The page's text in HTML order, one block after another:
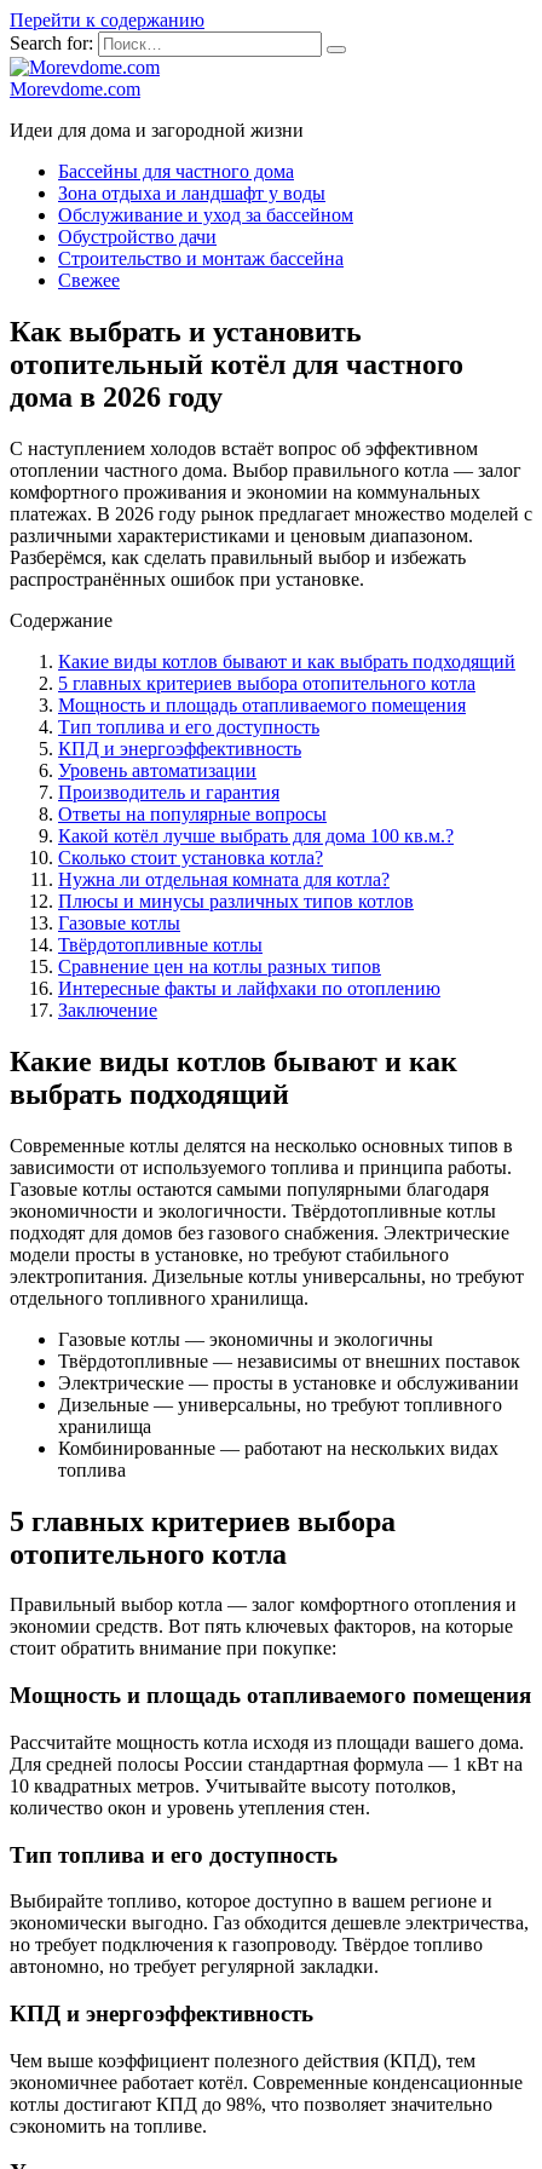
Перейти к содержанию
Search for:
Morevdome.com
Идеи для дома и загородной жизни
Бассейны для частного дома
Зона отдыха и ландшафт у воды
Обслуживание и уход за бассейном
Обустройство дачи
Строительство и монтаж бассейна
Свежее
Как выбрать и установить
отопительный котёл для частного
дома в 2026 году
С наступлением холодов встаёт вопрос об эффективном
отоплении частного дома. Выбор правильного котла — залог
комфортного проживания и экономии на коммунальных
платежах. В 2026 году рынок предлагает множество моделей с
различными характеристиками и ценовым диапазоном.
Разберёмся, как сделать правильный выбор и избежать
распространённых ошибок при установке.
Содержание
Какие виды котлов бывают и как выбрать подходящий
5 главных критериев выбора отопительного котла
Мощность и площадь отапливаемого помещения
Тип топлива и его доступность
КПД и энергоэффективность
Уровень автоматизации
Производитель и гарантия
Ответы на популярные вопросы
Какой котёл лучше выбрать для дома 100 кв.м.?
Сколько стоит установка котла?
Нужна ли отдельная комната для котла?
Плюсы и минусы различных типов котлов
Газовые котлы
Твёрдотопливные котлы
Сравнение цен на котлы разных типов
Интересные факты и лайфхаки по отоплению
Заключение
Какие виды котлов бывают и как
выбрать подходящий
Современные котлы делятся на несколько основных типов в
зависимости от используемого топлива и принципа работы.
Газовые котлы остаются самыми популярными благодаря
экономичности и экологичности. Твёрдотопливные котлы
подходят для домов без газового снабжения. Электрические
модели просты в установке, но требуют стабильного
электропитания. Дизельные котлы универсальны, но требуют
отдельного топливного хранилища.
Газовые котлы — экономичны и экологичны
Твёрдотопливные — независимы от внешних поставок
Электрические — просты в установке и обслуживании
Дизельные — универсальны, но требуют топливного
хранилища
Комбинированные — работают на нескольких видах
топлива
5 главных критериев выбора
отопительного котла
Правильный выбор котла — залог комфортного отопления и
экономии средств. Вот пять ключевых факторов, на которые
стоит обратить внимание при покупке:
Мощность и площадь отапливаемого помещения
Рассчитайте мощность котла исходя из площади вашего дома.
Для средней полосы России стандартная формула — 1 кВт на
10 квадратных метров. Учитывайте высоту потолков,
количество окон и уровень утепления стен.
Тип топлива и его доступность
Выбирайте топливо, которое доступно в вашем регионе и
экономически выгодно. Газ обходится дешевле электричества,
но требует подключения к газопроводу. Твёрдое топливо
автономно, но требует регулярной закладки.
КПД и энергоэффективность
Чем выше коэффициент полезного действия (КПД), тем
экономичнее работает котёл. Современные конденсационные
котлы достигают КПД до 98%, что позволяет значительно
сэкономить на топливе.